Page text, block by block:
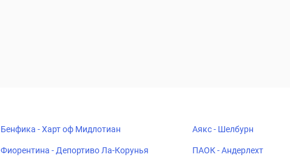
Бенфика - Харт оф Мидлотиан Аякс - Шелбурн
Фиорентина - Депортиво Ла-Корунья ПАОК - Андерлехт